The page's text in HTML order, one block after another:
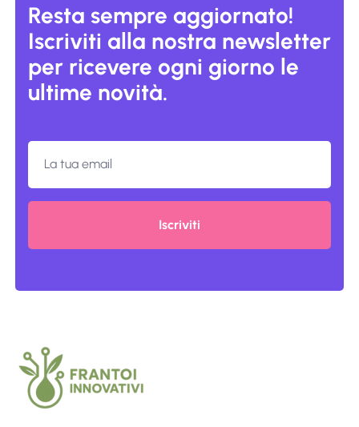
Resta sempre aggiornato!
Iscriviti alla nostra newsletter
per ricevere ogni giorno le
ultime novità.
Iscriviti